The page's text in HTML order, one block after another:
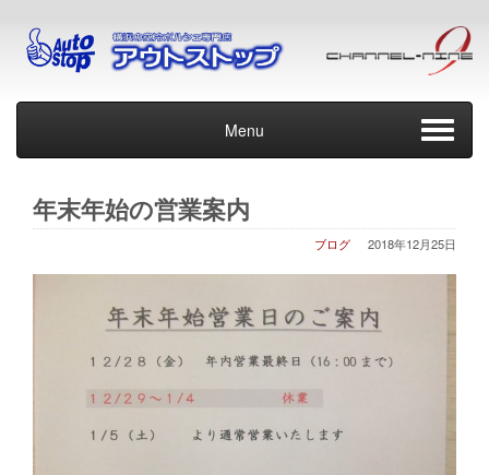
Menu
年末年始の営業案内
2018年12月25日
ブログ